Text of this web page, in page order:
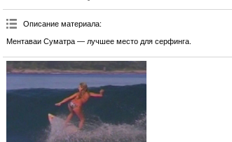
Описание материала:
Ментаваи Суматра — лучшее место для серфинга.